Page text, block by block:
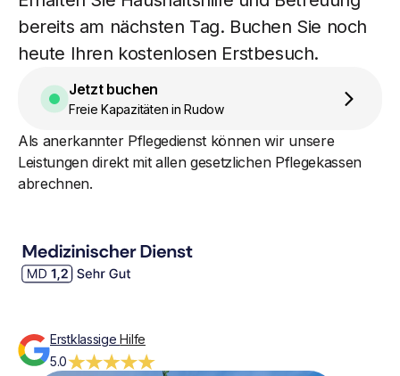
bereits am nächsten Tag. Buchen Sie noch
heute Ihren kostenlosen Erstbesuch.
Jetzt buchen
Freie Kapazitäten in Rudow
Als anerkannter Pflegedienst können wir unsere
Leistungen direkt mit allen gesetzlichen Pflegekassen
abrechnen.
ErstklassigeHilfe
5.0